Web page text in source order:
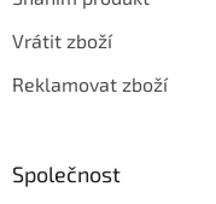
Vrátit zboží
Reklamovat zboží
Společnost